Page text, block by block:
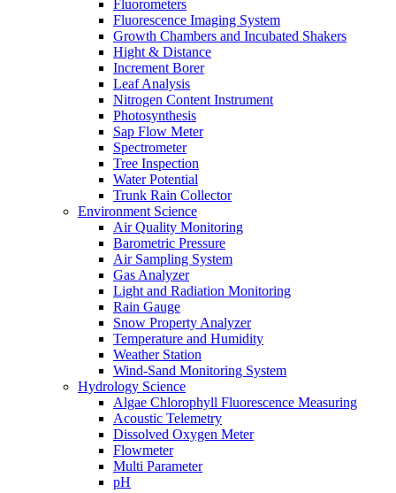
Fluorometers
Fluorescence Imaging System
Growth Chambers and Incubated Shakers
Hight & Distance
Increment Borer
Leaf Analysis
Nitrogen Content Instrument
Photosynthesis
Sap Flow Meter
Spectrometer
Tree Inspection
Water Potential
Trunk Rain Collector
Environment Science
Air Quality Monitoring
Barometric Pressure
Air Sampling System
Gas Analyzer
Light and Radiation Monitoring
Rain Gauge
Snow Property Analyzer
Temperature and Humidity
Weather Station
Wind-Sand Monitoring System
Hydrology Science
Algae Chlorophyll Fluorescence Measuring
Acoustic Telemetry
Dissolved Oxygen Meter
Flowmeter
Multi Parameter
pH